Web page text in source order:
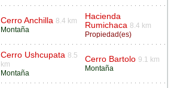
Cerro Anchilla 8.4 km
Montaña
Hacienda
Rumichaca 8.4 km
Propiedad(es)
Cerro Ushcupata 8.5
km
Montaña
Cerro Bartolo 9.1 km
Montaña